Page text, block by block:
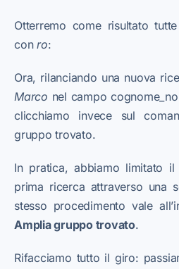
Otterremo come risultato
conro:
Ora, rilanciando una nuova
Marco nel campo
clicchiamo invece sul
gruppo trovato.
In pratica, abbiamo limitato
prima ricerca attraverso una
stesso procedimento vale
Amplia gruppo trovato.
Rifacciamo tutto il giro: